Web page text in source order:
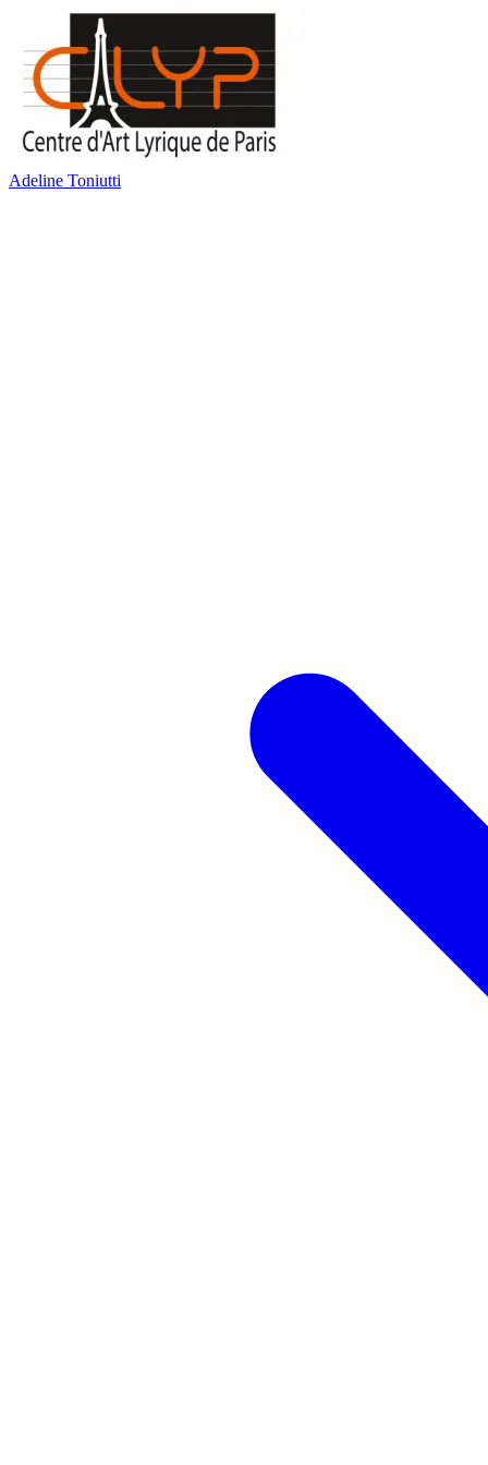
Adeline Toniutti